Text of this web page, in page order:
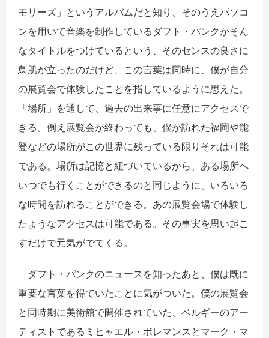
モリーズ」というアルバムだと知り、そのうえパソコ
ンを用いて音楽を制作しているダフト・パンクがそん
なタイトルをつけているという、そのセンスの良さに
鳥肌が立ったのだけど、この言葉は同時に、僕が自分
の展覧会で体験したことを指しているように思えた。
「場所」を通して、過去の出来事に任意にアクセスで
きる。例え展覧会が終わっても、僕が訪れた福岡や能
登などの場所がこの世界に残っている限りそれは可能
である。場所は記憶と紐づいているから、ある場所へ
いつでも行くことができるのと同じように、いろいろ
な時間を訪れることができる。あの展覧会場で体験し
たようなアクセスは可能である。その事実を思い起こ
すだけで元気がでてくる。
ダフト・パンクのニュースを知ったあと、僕は既に
重要な言葉を得ていたことに気がついた。僕の展覧会
と同時期に美術館で開催されていた、ベルギーのアー
ティストであるミヒャエル・ボレマンスとマーク・マ